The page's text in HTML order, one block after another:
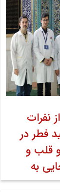
صفحه اول
اخبار تصویری
نفرات
فطر در
قلب و
به